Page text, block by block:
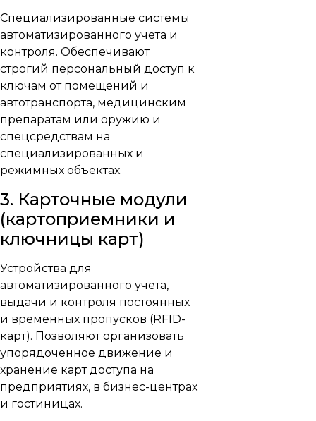
Специализированные системы
автоматизированного учета и
контроля. Обеспечивают
строгий персональный доступ к
ключам от помещений и
автотранспорта, медицинским
препаратам или оружию и
спецсредствам на
специализированных и
режимных объектах.
3. Карточные модули
(картоприемники и
ключницы карт)
Устройства для
автоматизированного учета,
выдачи и контроля постоянных
и временных пропусков (RFID-
карт). Позволяют организовать
упорядоченное движение и
хранение карт доступа на
предприятиях, в бизнес-центрах
и гостиницах.